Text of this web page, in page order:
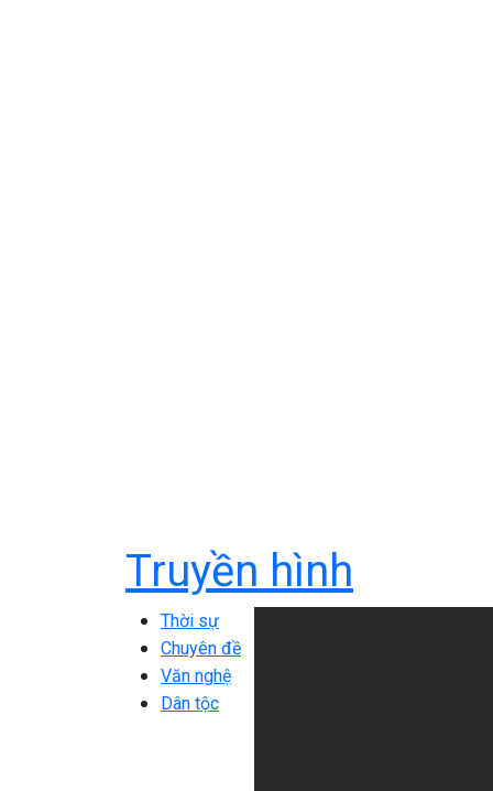
Truyền hình
Thời sự
Chuyên đề
Văn nghệ
Dân tộc